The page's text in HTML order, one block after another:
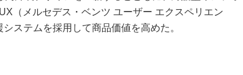
（メルセデス・ベンツ ユーザー エクスペリエン
ステムを採用して商品価値を高めた。